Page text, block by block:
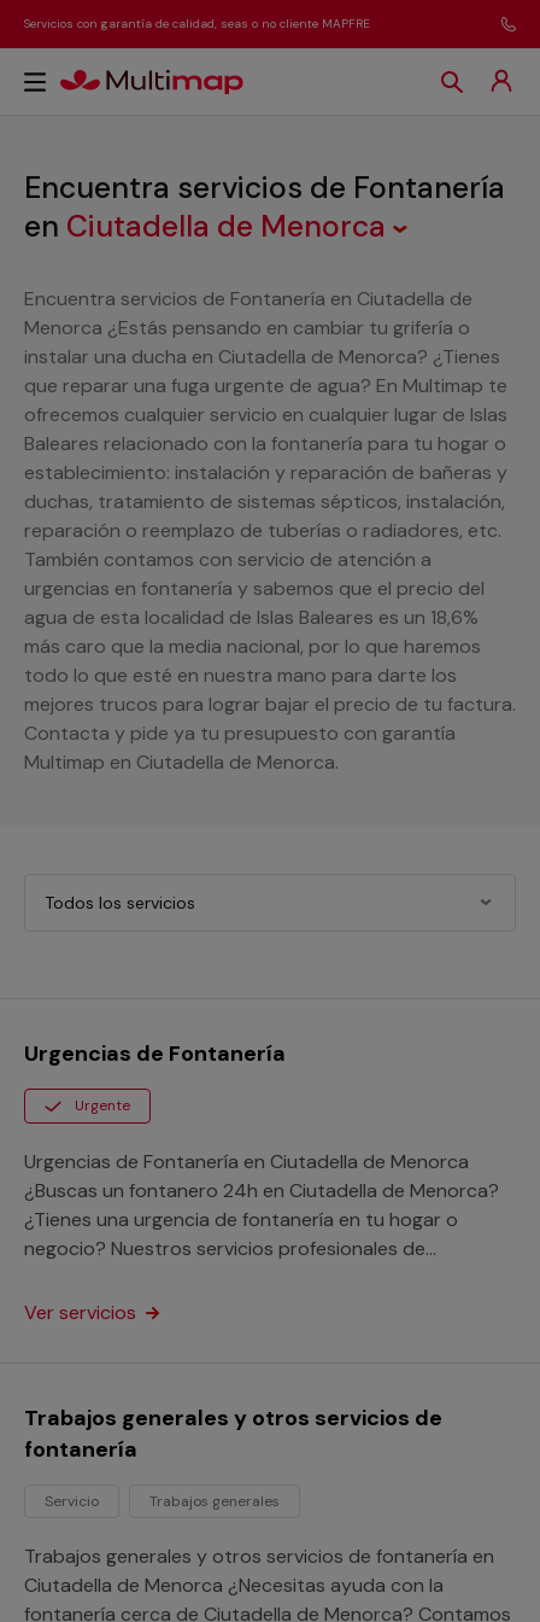
Servicios con garantía de calidad, seas o no cliente MAPFRE
Encuentra servicios de Fontanería
en Ciutadella de Menorca
Encuentra servicios de Fontanería en Ciutadella de
Menorca ¿Estás pensando en cambiar tu grifería o
instalar una ducha en Ciutadella de Menorca? ¿Tienes
que reparar una fuga urgente de agua? En Multimap te
ofrecemos cualquier servicio en cualquier lugar de Islas
Baleares relacionado con la fontanería para tu hogar o
establecimiento: instalación y reparación de bañeras y
duchas, tratamiento de sistemas sépticos, instalación,
reparación o reemplazo de tuberías o radiadores, etc.
También contamos con servicio de atención a
urgencias en fontanería y sabemos que el precio del
agua de esta localidad de Islas Baleares es un 18,6%
más caro que la media nacional, por lo que haremos
todo lo que esté en nuestra mano para darte los
mejores trucos para lograr bajar el precio de tu factura.
Contacta y pide ya tu presupuesto con garantía
Multimap en Ciutadella de Menorca.
Todos los servicios
Urgencias de Fontanería
Urgente
Urgencias de Fontanería en Ciutadella de Menorca
¿Buscas un fontanero 24h en Ciutadella de Menorca?
¿Tienes una urgencia de fontanería en tu hogar o
negocio? Nuestros servicios profesionales de
desplazarán sin demora para solucionar tu urgencia a
tu avería con nuestra garantía Multimap.
Ver servicios
Trabajos generales y otros servicios de
fontanería
Servicio Trabajos generales
Trabajos generales y otros servicios de fontanería en
Ciutadella de Menorca ¿Necesitas ayuda con la
fontanería cerca de Ciutadella de Menorca? Contamos